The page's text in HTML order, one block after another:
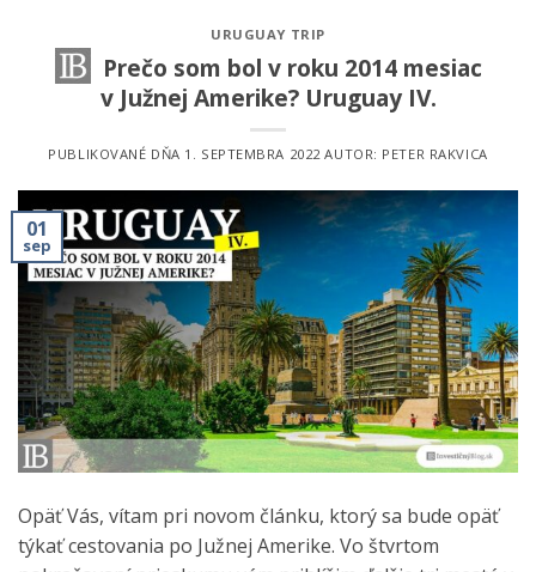
URUGUAY TRIP
Prečo som bol v roku 2014 mesiac
v Južnej Amerike? Uruguay IV.
PUBLIKOVANÉ DŇA 1. SEPTEMBRA 2022AUTOR: PETER RAKVICA
01
sep
Opäť Vás, vítam pri novom článku, ktorý sa bude opäť
týkať cestovania po Južnej Amerike. Vo štvrtom